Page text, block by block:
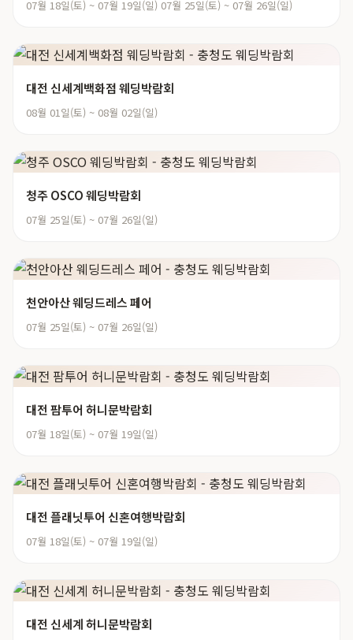
07월 18일(토) ~ 07월 19일(일) 07월 25일(토) ~ 07월 26일(일)
대전 신세계백화점 웨딩박람회
08월 01일(토) ~ 08월 02일(일)
청주 OSCO 웨딩박람회
07월 25일(토) ~ 07월 26일(일)
천안아산 웨딩드레스 페어
07월 25일(토) ~ 07월 26일(일)
대전 팜투어 허니문박람회
07월 18일(토) ~ 07월 19일(일)
대전 플래닛투어 신혼여행박람회
07월 18일(토) ~ 07월 19일(일)
대전 신세계 허니문박람회